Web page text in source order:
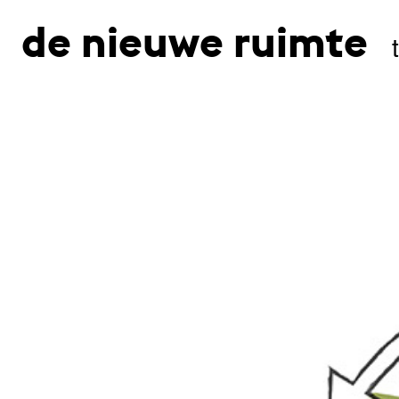
de nieuwe ruimte